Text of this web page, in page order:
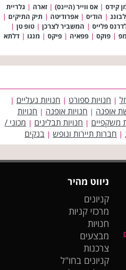
קידס | אס ווייר (היינס) | זארה | גלריית
| הודיס | אפרודיטה | תיק התיקים |
פלייס | המשביר לצרכן | טופ טן |
| פוקס | פפאיה | פיקס | מנגו | דלתא
| חנויות ספורט | חנויות נעליים |
אופנה | חנויות אופנה | חנויות
משקפיים | חנויות תבלינים | מכוני /
| חברות תיירות ונופש | בנקים
ניווט מהיר
קניונים
מרכזי קניות
חנויות
מבצעים
צרכנות
קניונים בחו"ל